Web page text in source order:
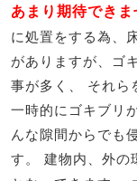
あまり期待できま
に処置をする為、
がありますが、ゴ
事が多く、 それら
一時的にゴキブリ
んな隙間からでも
す。 建物内、外の